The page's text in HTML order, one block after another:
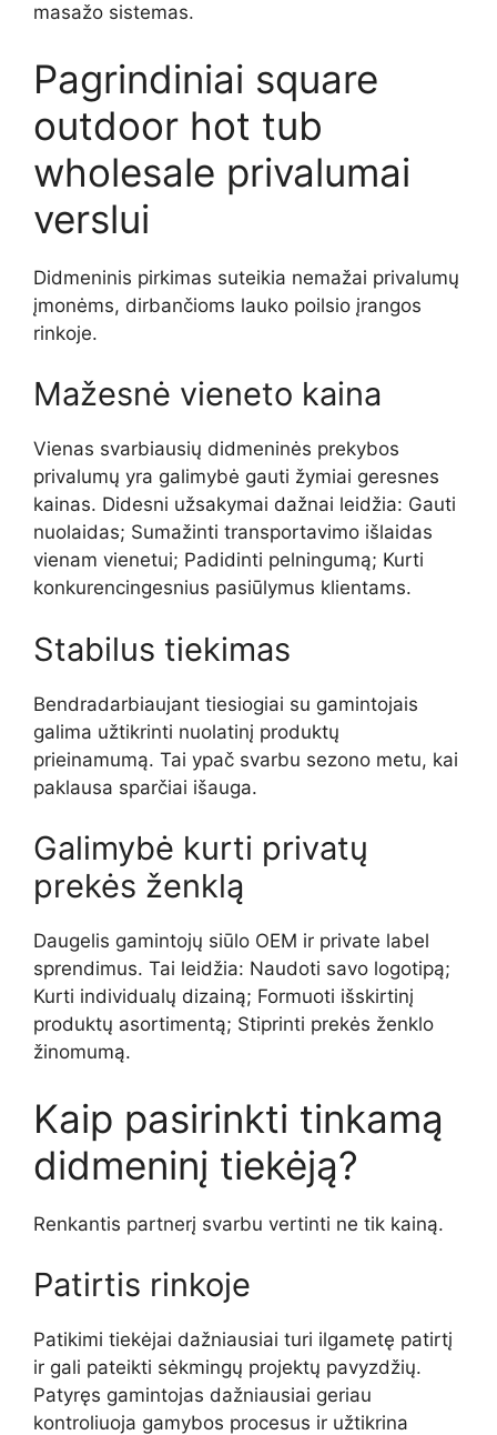
masažo sistemas.
Pagrindiniai square
outdoor hot tub
wholesale privalumai
verslui
Didmeninis pirkimas suteikia nemažai privalumų
įmonėms, dirbančioms lauko poilsio įrangos
rinkoje.
Mažesnė vieneto kaina
Vienas svarbiausių didmeninės prekybos
privalumų yra galimybė gauti žymiai geresnes
kainas. Didesni užsakymai dažnai leidžia: Gauti
nuolaidas; Sumažinti transportavimo išlaidas
vienam vienetui; Padidinti pelningumą; Kurti
konkurencingesnius pasiūlymus klientams.
Stabilus tiekimas
Bendradarbiaujant tiesiogiai su gamintojais
galima užtikrinti nuolatinį produktų
prieinamumą. Tai ypač svarbu sezono metu, kai
paklausa sparčiai išauga.
Galimybė kurti privatų
prekės ženklą
Daugelis gamintojų siūlo OEM ir private label
sprendimus. Tai leidžia: Naudoti savo logotipą;
Kurti individualų dizainą; Formuoti išskirtinį
produktų asortimentą; Stiprinti prekės ženklo
žinomumą.
Kaip pasirinkti tinkamą
didmeninį tiekėją?
Renkantis partnerį svarbu vertinti ne tik kainą.
Patirtis rinkoje
Patikimi tiekėjai dažniausiai turi ilgametę patirtį
ir gali pateikti sėkmingų projektų pavyzdžių.
Patyręs gamintojas dažniausiai geriau
kontroliuoja gamybos procesus ir užtikrina